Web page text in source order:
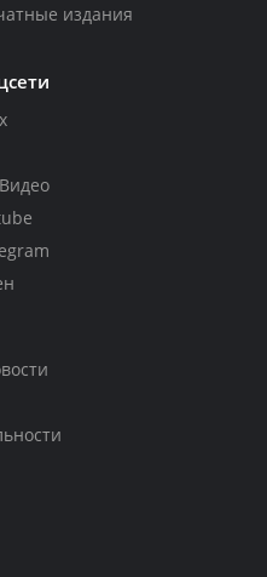
издания